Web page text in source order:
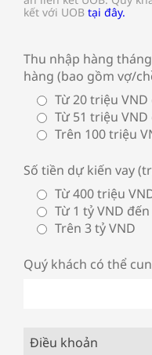
kết với UOB tại đây.
Thu nhập hàng
hàng (bao gồm vợ/
Từ 20 triệu
Từ 51 triệu
Trên 100 triệu
Số tiền dự kiến vay
Từ 400 triệu
Từ 1 tỷ VND
Trên 3 tỷ VND
Quý khách có thể
Điều khoản